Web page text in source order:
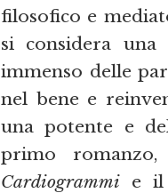
filosofico e
si considera
immenso delle
nel bene e
una potente e
primo
Cardiogrammi e il